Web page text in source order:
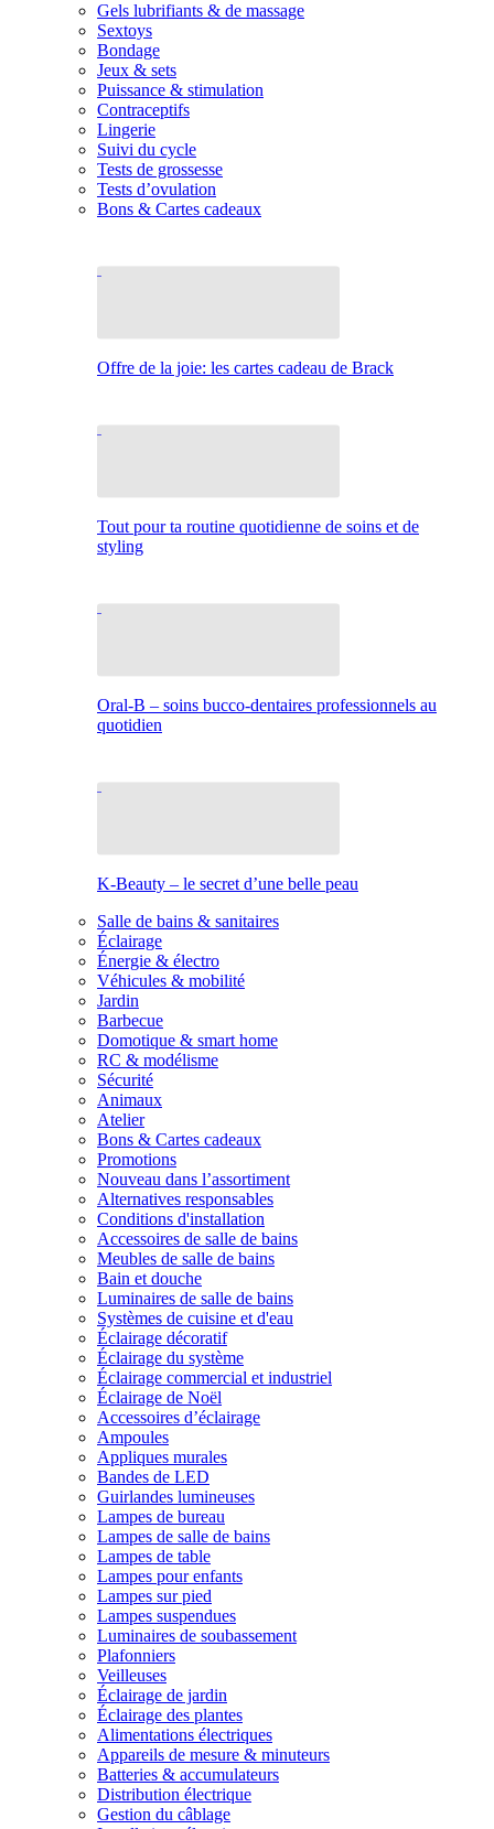
Gels lubrifiants & de massage
Sextoys
Bondage
Jeux & sets
Puissance & stimulation
Contraceptifs
Lingerie
Suivi du cycle
Tests de grossesse
Tests d’ovulation
Bons & Cartes cadeaux
Offre de la joie: les cartes cadeau de Brack
Tout pour ta routine quotidienne de soins et de
styling
Oral-B – soins bucco-dentaires professionnels au
quotidien
K-Beauty – le secret d’une belle peau
Salle de bains & sanitaires
Éclairage
Énergie & électro
Véhicules & mobilité
Jardin
Barbecue
Domotique & smart home
RC & modélisme
Sécurité
Animaux
Atelier
Bons & Cartes cadeaux
Promotions
Nouveau dans l’assortiment
Alternatives responsables
Conditions d'installation
Accessoires de salle de bains
Meubles de salle de bains
Bain et douche
Luminaires de salle de bains
Systèmes de cuisine et d'eau
Éclairage décoratif
Éclairage du système
Éclairage commercial et industriel
Éclairage de Noël
Accessoires d’éclairage
Ampoules
Appliques murales
Bandes de LED
Guirlandes lumineuses
Lampes de bureau
Lampes de salle de bains
Lampes de table
Lampes pour enfants
Lampes sur pied
Lampes suspendues
Luminaires de soubassement
Plafonniers
Veilleuses
Éclairage de jardin
Éclairage des plantes
Alimentations électriques
Appareils de mesure & minuteurs
Batteries & accumulateurs
Distribution électrique
Gestion du câblage